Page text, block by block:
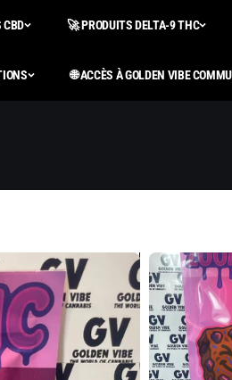
CBD 🚀 PRODUITS DELTA-9 THC
🌐 ACCÈS À GOLDEN VIBE